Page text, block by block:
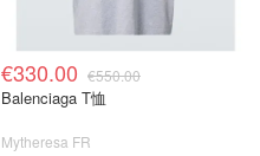
€330.00 €550.00
Balenciaga T恤
Mytheresa FR